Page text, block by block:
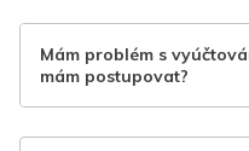
Mám problém s
mám postupovat?